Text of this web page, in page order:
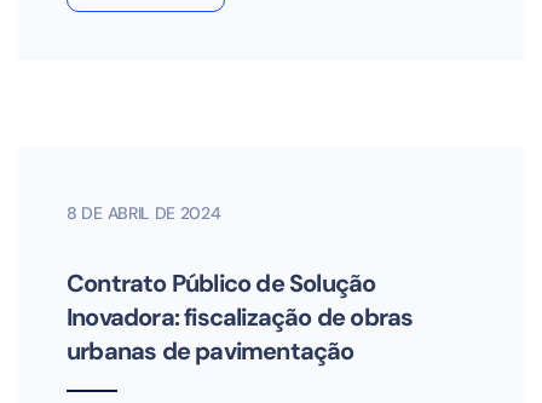
8 DE ABRIL DE 2024
Contrato Público de Solução
Inovadora: fiscalização de obras
urbanas de pavimentação